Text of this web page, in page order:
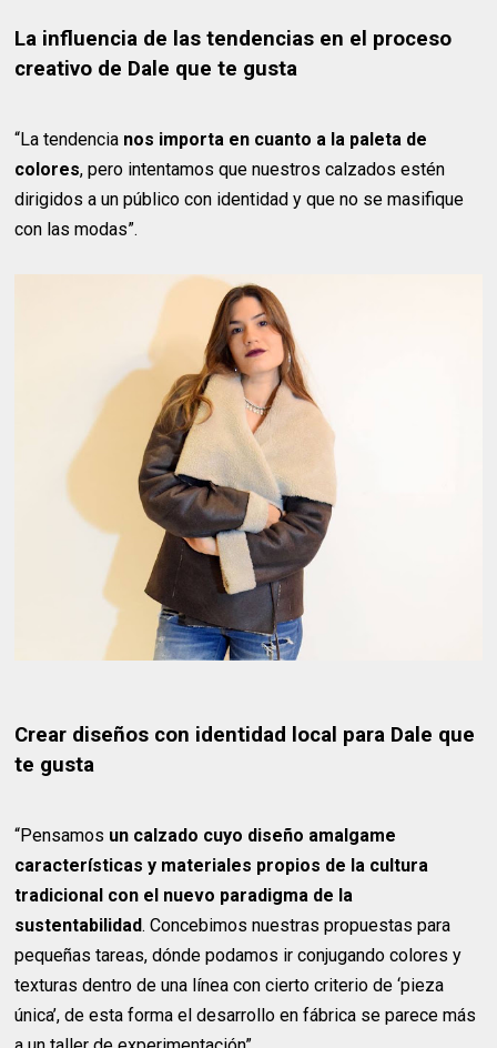
La influencia de las tendencias en el proceso
creativo de Dale que te gusta
“La tendencia nos importa en cuanto a la paleta de
colores, pero intentamos que nuestros calzados estén
dirigidos a un público con identidad y que no se masifique
con las modas”.
Crear diseños con identidad local para Dale que
te gusta
“Pensamos un calzado cuyo diseño amalgame
características y materiales propios de la cultura
tradicional con el nuevo paradigma de la
sustentabilidad. Concebimos nuestras propuestas para
pequeñas tareas, dónde podamos ir conjugando colores y
texturas dentro de una línea con cierto criterio de ‘pieza
única’, de esta forma el desarrollo en fábrica se parece más